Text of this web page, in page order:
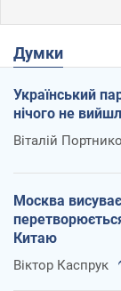
Думки
Український
нічого не
Віталій
Москва
Китаю
Віктор Каспрук